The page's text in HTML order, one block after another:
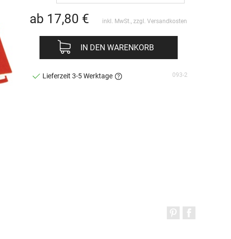
ab 17,80 € inkl. MwSt., zzgl. Versandkosten
IN DEN WARENKORB
Lieferzeit 3-5 Werktage 093-2